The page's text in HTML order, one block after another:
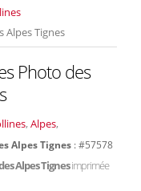
Alpes Tignes
Photo des
, Alpes,
Alpes Tignes : #57578
Alpes Tignesimprimée